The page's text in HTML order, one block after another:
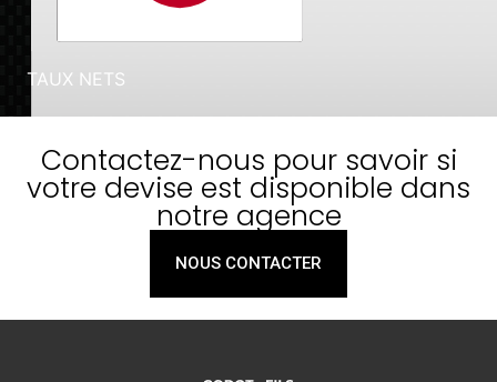
Contactez-nous pour savoir si
votre devise est disponible dans
notre agence
NOUS CONTACTER